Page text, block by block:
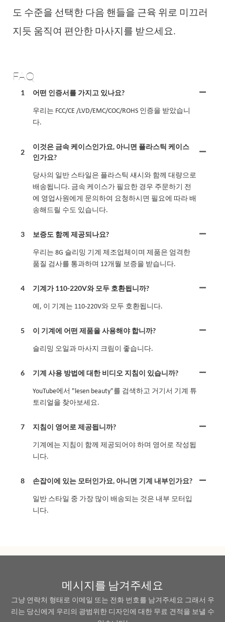
도 수준을 선택한 다음 핸들을 근육 위로 미끄러
지듯 움직여 편안한 마사지를 받으세요.
FAQ
1 어떤 인증서를 가지고 있나요?
우리는 FCC/CE /LVD/EMC/COC/ROHS 인증을 받았습니
다.
2
이것은 금속 케이스인가요, 아니면 플라스틱 케이스
인가요?
당사의 일반 스타일은 플라스틱 섀시와 함께 대량으로
배송됩니다. 금속 케이스가 필요한 경우 주문하기 전
에 영업사원에게 문의하여 요청하시면 필요에 따라 배
송해드릴 수도 있습니다.
3 보증도 함께 제공되나요?
우리는 8G 슬리밍 기계 제조업체이며 제품은 엄격한
품질 검사를 통과하며 12개월 보증을 받습니다.
4 기계가 110-220V와 모두 호환됩니까?
예, 이 기계는 110-220V와 모두 호환됩니다.
5 이 기계에 어떤 제품을 사용해야 합니까?
슬리밍 오일과 마사지 크림이 좋습니다.
6 기계 사용 방법에 대한 비디오 지침이 있습니까?
YouTube에서 "lesen beauty"를 검색하고 거기서 기계 튜
토리얼을 찾아보세요.
7 지침이 영어로 제공됩니까?
기계에는 지침이 함께 제공되어야 하며 영어로 작성됩
니다.
8 손잡이에 있는 모터인가요, 아니면 기계 내부인가요?
일반 스타일 중 가장 많이 배송되는 것은 내부 모터입
니다.
메시지를 남겨주세요
그냥 연락처 형태로 이메일 또는 전화 번호를 남겨주세요 그래서 우
리는 당신에게 우리의 광범위한 디자인에 대한 무료 견적을 보낼 수